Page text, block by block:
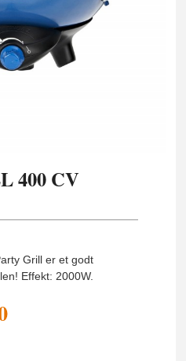
400 CV
Grill er et godt
Effekt: 2000W.